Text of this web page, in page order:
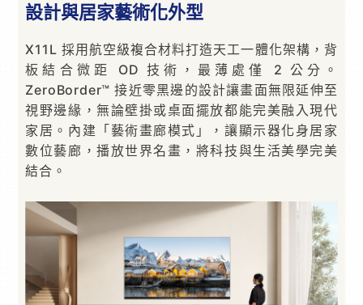
設計與居家藝術化外型
X11L 採用航空級複合材料打造天工一體化架構，背
板結合微距 OD 技術，最薄處僅 2 公分。
ZeroBorder™ 接近零黑邊的設計讓畫面無限延伸至
視野邊緣，無論壁掛或桌面擺放都能完美融入現代
家居。內建「藝術畫廊模式」，讓顯示器化身居家
數位藝廊，播放世界名畫，將科技與生活美學完美
結合。